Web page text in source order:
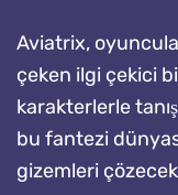
Aviatrix,
çeken ilgi çekici
karakterlerle
bu fantezi
gizemleri